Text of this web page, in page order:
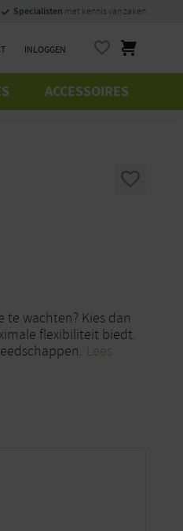
Specialisten met kennis van zaken
INLOGGEN
ACCESSOIRES
wachten? Kies dan
flexibiliteit biedt.
Lees